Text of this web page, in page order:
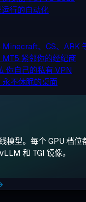
行的自动化
Minecraft、CS、ARK
MT5 紧邻你的经纪商
你自己的私有 VPN
永不休眠的桌面
模型。每个 GPU 档位
和 TGI 镜像。